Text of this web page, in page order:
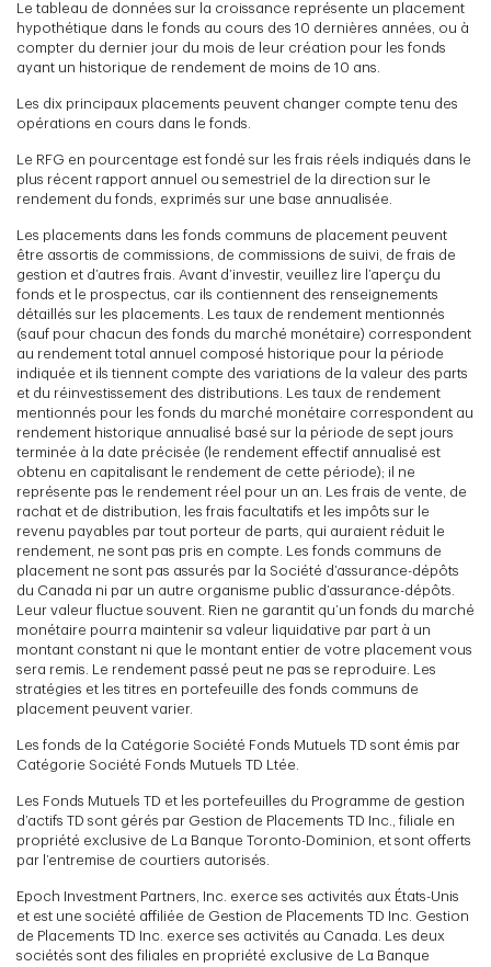
Le tableau de données sur la croissance représente un placement
hypothétique dans le fonds au cours des 10 dernières années, ou à
compter du dernier jour du mois de leur création pour les fonds
ayant un historique de rendement de moins de 10 ans.
Les dix principaux placements peuvent changer compte tenu des
opérations en cours dans le fonds.
Le RFG en pourcentage est fondé sur les frais réels indiqués dans le
plus récent rapport annuel ou semestriel de la direction sur le
rendement du fonds, exprimés sur une base annualisée.
Les placements dans les fonds communs de placement peuvent
être assortis de commissions, de commissions de suivi, de frais de
gestion et d’autres frais. Avant d’investir, veuillez lire l’aperçu du
fonds et le prospectus, car ils contiennent des renseignements
détaillés sur les placements. Les taux de rendement mentionnés
(sauf pour chacun des fonds du marché monétaire) correspondent
au rendement total annuel composé historique pour la période
indiquée et ils tiennent compte des variations de la valeur des parts
et du réinvestissement des distributions. Les taux de rendement
mentionnés pour les fonds du marché monétaire correspondent au
rendement historique annualisé basé sur la période de sept jours
terminée à la date précisée (le rendement effectif annualisé est
obtenu en capitalisant le rendement de cette période); il ne
représente pas le rendement réel pour un an. Les frais de vente, de
rachat et de distribution, les frais facultatifs et les impôts sur le
revenu payables par tout porteur de parts, qui auraient réduit le
rendement, ne sont pas pris en compte. Les fonds communs de
placement ne sont pas assurés par la Société d’assurance-dépôts
du Canada ni par un autre organisme public d’assurance-dépôts.
Leur valeur fluctue souvent. Rien ne garantit qu’un fonds du marché
monétaire pourra maintenir sa valeur liquidative par part à un
montant constant ni que le montant entier de votre placement vous
sera remis. Le rendement passé peut ne pas se reproduire. Les
stratégies et les titres en portefeuille des fonds communs de
placement peuvent varier.
Les fonds de la Catégorie Société Fonds Mutuels TD sont émis par
Catégorie Société Fonds Mutuels TD Ltée.
Les Fonds Mutuels TD et les portefeuilles du Programme de gestion
d’actifs TD sont gérés par Gestion de Placements TD Inc., filiale en
propriété exclusive de La Banque Toronto-Dominion, et sont offerts
par l’entremise de courtiers autorisés.
Epoch Investment Partners, Inc. exerce ses activités aux États-Unis
et est une société affiliée de Gestion de Placements TD Inc. Gestion
de Placements TD Inc. exerce ses activités au Canada. Les deux
sociétés sont des filiales en propriété exclusive de La Banque